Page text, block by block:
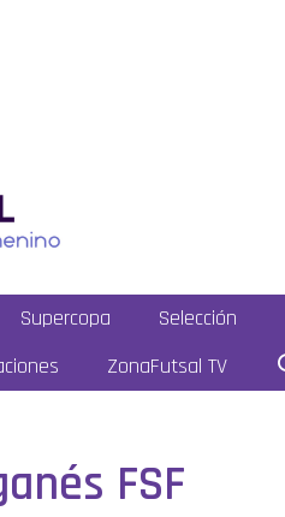
Supercopa Selección
ZonaFutsal TV
FSF